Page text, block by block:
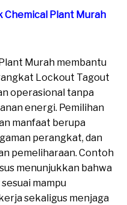
Chemical Plant Murah
Murah membantu
Lockout Tagout
operasional tanpa
energi. Pemilihan
manfaat berupa
perangkat, dan
pemeliharaan. Contoh
menunjukkan bahwa
mampu
sekaligus menjaga